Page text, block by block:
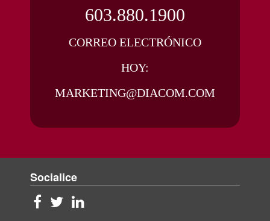
603.880.1900
CORREO ELECTRÓNICO
HOY:
MARKETING@DIACOM.COM
Socialice